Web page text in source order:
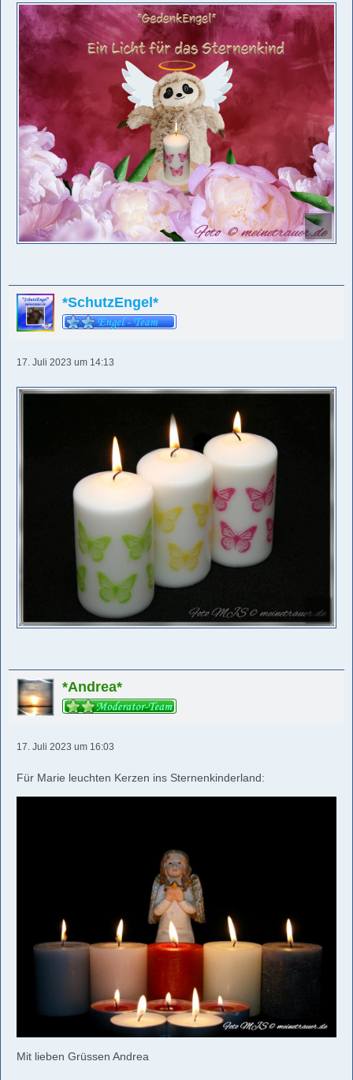
*SchutzEngel*
17. Juli 2023 um 14:13
*Andrea*
17. Juli 2023 um 16:03
Für Marie leuchten Kerzen ins Sternenkinderland:
Mit lieben Grüssen Andrea